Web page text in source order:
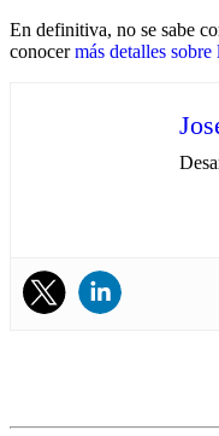
En definitiva, no se sabe
conocermás detalles sobre